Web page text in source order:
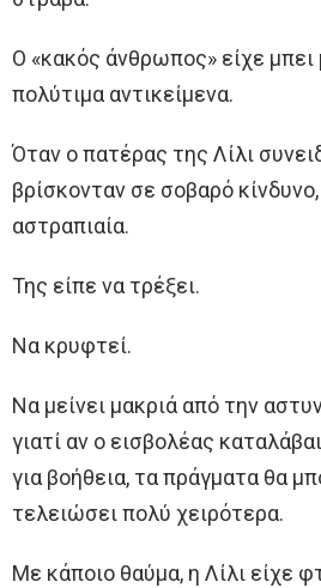
Ο «κακός άνθρωπος» είχε
πολύτιμα αντικείμενα.
Όταν ο πατέρας της Λίλι
βρίσκονταν σε σοβαρό
αστραπιαία.
Της είπε να τρέξει.
Να κρυφτεί.
Να μείνει μακριά από την
γιατί αν ο εισβολέας
για βοήθεια, τα πράγματα θα
τελειώσει πολύ χειρότερα.
Με κάποιο θαύμα, η Λίλι είχε